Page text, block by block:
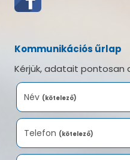
Kommunikációs űrlap
Kérjük, adatait pontosan
Név (kötelező)
Telefon (kötelező)